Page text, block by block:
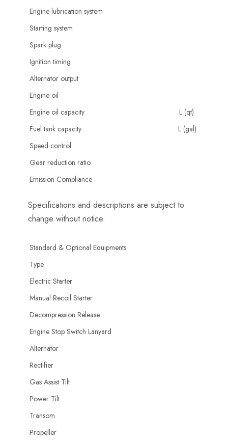
Engine lubrication system
Starting system
Spark plug
Ignition timing
Alternator output
Engine oil
Engine oil capacity
L (qt)
Fuel tank capacity
L (gal)
Speed control
Gear reduction ratio
Emission Compliance
Specifications and descriptions are subject to
change without notice.
Standard & Optional Equipments
Type
Electric Starter
Manual Recoil Starter
Decompression Release
Engine Stop Switch Lanyard
Alternator
Rectifier
Gas Assist Tilt
Power Tilt
Transom
Propeller